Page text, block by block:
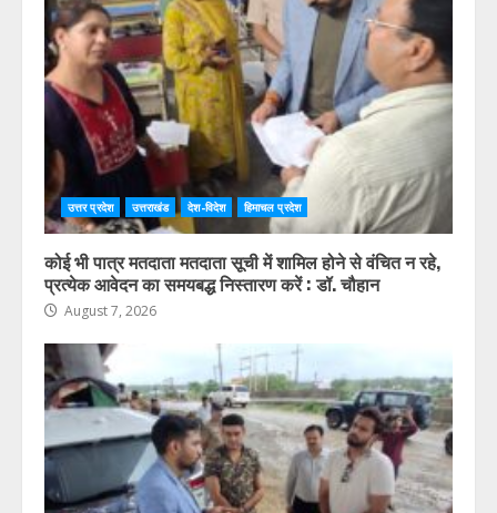
उत्तर प्रदेश उत्तराखंड देश-विदेश हिमाचल प्रदेश
कोई भी पात्र मतदाता मतदाता सूची में शामिल होने से वंचित न रहे,
प्रत्येक आवेदन का समयबद्ध निस्तारण करें : डॉ. चौहान
August 7, 2026